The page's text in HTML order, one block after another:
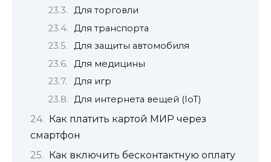
Для торговли
Для транспорта
Для защиты автомобиля
Для медицины
Для игр
Для интернета вещей (IoT)
Как платить картой МИР через
смартфон
Как включить бесконтактную оплату